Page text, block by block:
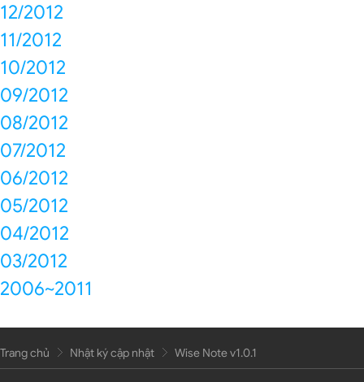
12/2012
11/2012
10/2012
09/2012
08/2012
07/2012
06/2012
05/2012
04/2012
03/2012
2006~2011
Trang chủ Nhật ký cập nhật Wise Note v1.0.1